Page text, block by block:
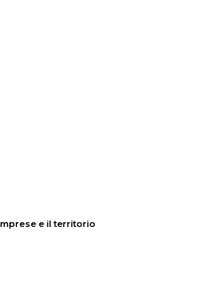
e il territorio